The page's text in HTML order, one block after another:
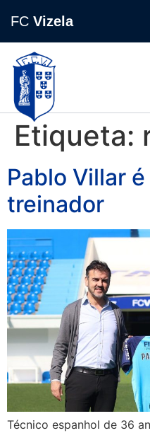
FC Vizela
Etiqueta:
Pablo Villar
treinador
Técnico espanhol de 36